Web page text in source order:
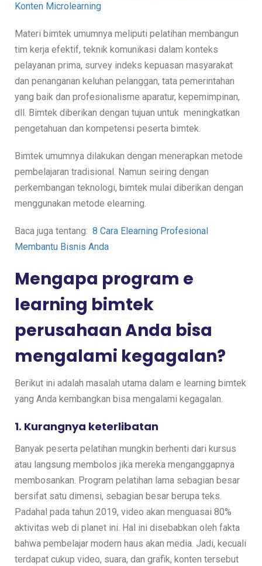
Konten Microlearning
Materi bimtek umumnya meliputi pelatihan membangun
tim kerja efektif, teknik komunikasi dalam konteks
pelayanan prima, survey indeks kepuasan masyarakat
dan penanganan keluhan pelanggan, tata pemerintahan
yang baik dan profesionalisme aparatur, kepemimpinan,
dll. Bimtek diberikan dengan tujuan untuk meningkatkan
pengetahuan dan kompetensi peserta bimtek.
Bimtek umumnya dilakukan dengan menerapkan metode
pembelajaran tradisional. Namun seiring dengan
perkembangan teknologi, bimtek mulai diberikan dengan
menggunakan metode elearning.
Baca juga tentang: 8 Cara Elearning Profesional
Membantu Bisnis Anda
Mengapa program e
learning bimtek
perusahaan Anda bisa
mengalami kegagalan?
Berikut ini adalah masalah utama dalam e learning bimtek
yang Anda kembangkan bisa mengalami kegagalan.
1. Kurangnya keterlibatan
Banyak peserta pelatihan mungkin berhenti dari kursus
atau langsung membolos jika mereka menganggapnya
membosankan. Program pelatihan lama sebagian besar
bersifat satu dimensi, sebagian besar berupa teks.
Padahal pada tahun 2019, video akan menguasai 80%
aktivitas web di planet ini. Hal ini disebabkan oleh fakta
bahwa pembelajar modern haus akan media. Jadi, kecuali
terdapat cukup video, suara, dan grafik, konten tersebut